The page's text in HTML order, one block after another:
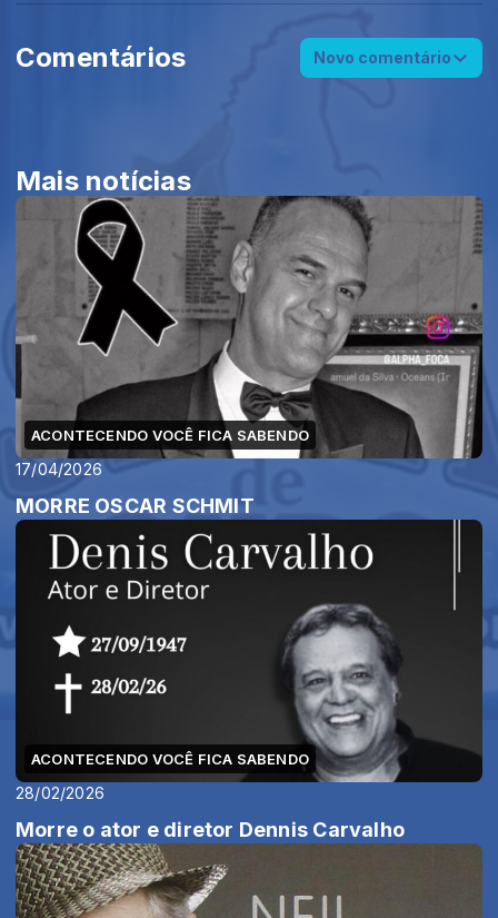
Comentários Novo comentário
Mais notícias
ACONTECENDO VOCÊ FICA SABENDO
17/04/2026
MORRE OSCAR SCHMIT
ACONTECENDO VOCÊ FICA SABENDO
28/02/2026
Morre o ator e diretor Dennis Carvalho